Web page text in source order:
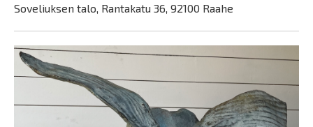
Soveliuksen talo, Rantakatu 36, 92100 Raahe